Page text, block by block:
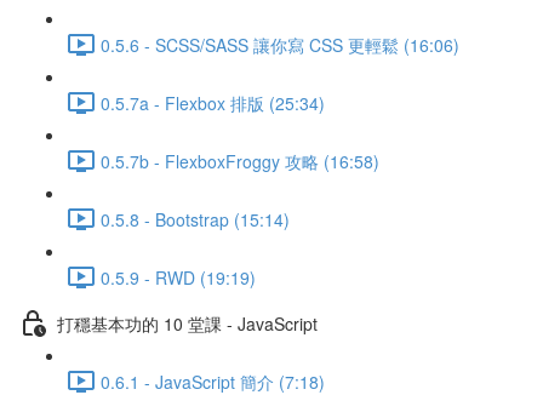
0.5.6 - SCSS/SASS 讓你寫 CSS 更輕鬆 (16:06)
0.5.7a - Flexbox 排版 (25:34)
0.5.7b - FlexboxFroggy 攻略 (16:58)
0.5.8 - Bootstrap (15:14)
0.5.9 - RWD (19:19)
打穩基本功的 10 堂課 - JavaScript
0.6.1 - JavaScript 簡介 (7:18)